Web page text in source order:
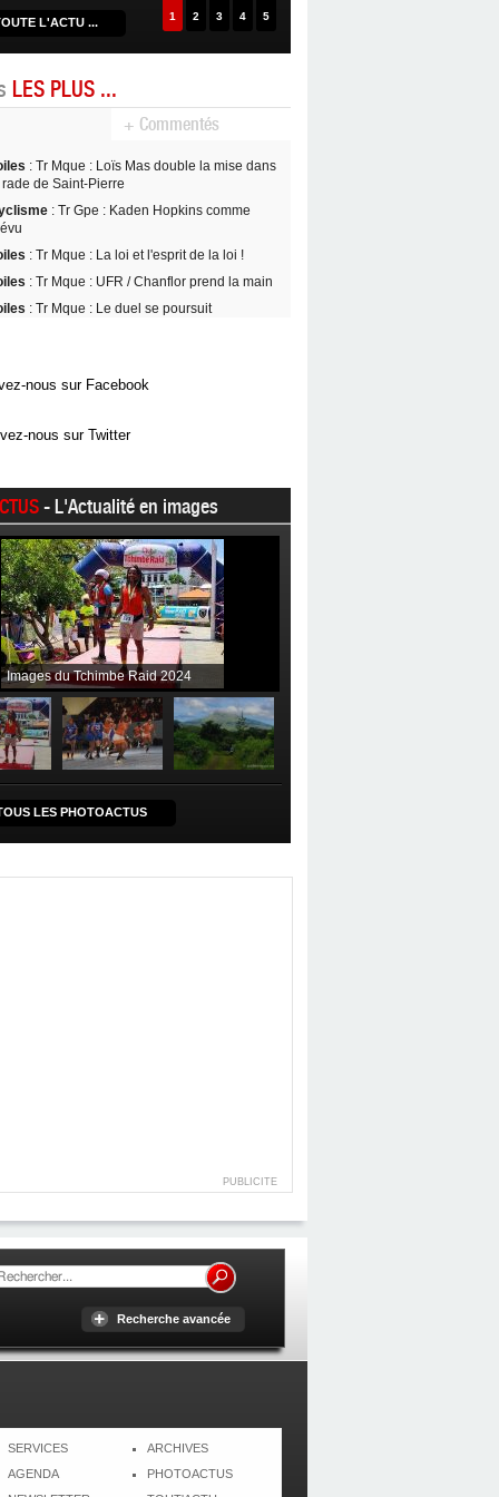
L'ACTU ... 1 2 3 4 5
LES PLUS ...
+ Commentés
: Tr Mque : Loïs Mas double la mise dans
rade de Saint-Pierre
: Tr Gpe : Kaden Hopkins comme
: Tr Mque : La loi et l'esprit de la loi !
: Tr Mque : UFR / Chanflor prend la main
: Tr Mque : Le duel se poursuit
nous sur Facebook
nous sur Twitter
- L'Actualité en images
Images du Tchimbe Raid 2024
LES PHOTOACTUS
PUBLICITE
Recherche avancée
SERVICES
AGENDA
ARCHIVES
PHOTOACTUS